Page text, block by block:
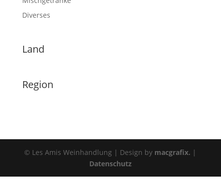
Diverses
Land
Region
© Les Amis Weinhandlung | Design by macgrafix. |
Datenschutz